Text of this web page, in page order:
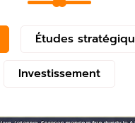
Études
Investissement